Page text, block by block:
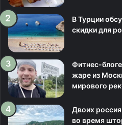
В Турции
скидки для
Фитнес-
жаре из
мирового
Двоих
во время